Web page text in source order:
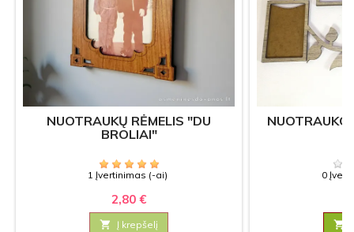
NUOTRAUKŲ RĖMELIS "DU
BROLIAI"
1 Įvertinimas (-ai)
2,80 €
 Į krepšelį
0
